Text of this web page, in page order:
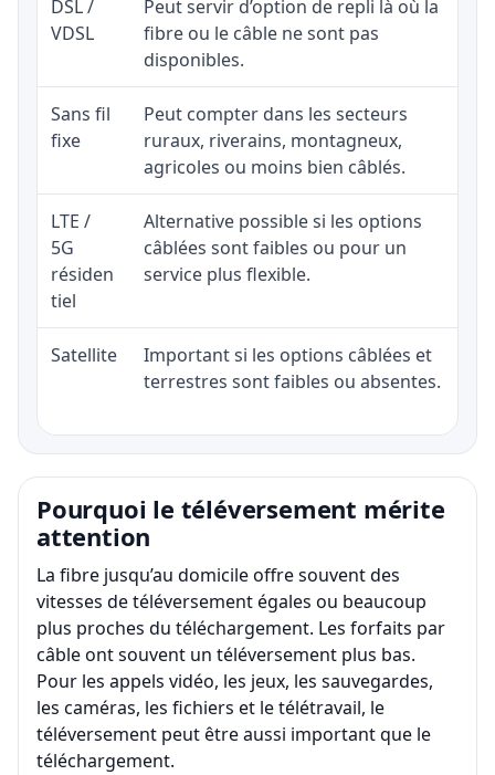
DSL /
VDSL
Peut servir d’option de repli là où la
fibre ou le câble ne sont pas
disponibles.
Sans fil
fixe
Peut compter dans les secteurs
ruraux, riverains, montagneux,
agricoles ou moins bien câblés.
LTE /
5G
résiden
tiel
Alternative possible si les options
câblées sont faibles ou pour un
service plus flexible.
Satellite
Important si les options câblées et
terrestres sont faibles ou absentes.
Pourquoi le téléversement mérite
attention
La fibre jusqu’au domicile offre souvent des
vitesses de téléversement égales ou beaucoup
plus proches du téléchargement. Les forfaits par
câble ont souvent un téléversement plus bas.
Pour les appels vidéo, les jeux, les sauvegardes,
les caméras, les fichiers et le télétravail, le
téléversement peut être aussi important que le
téléchargement.